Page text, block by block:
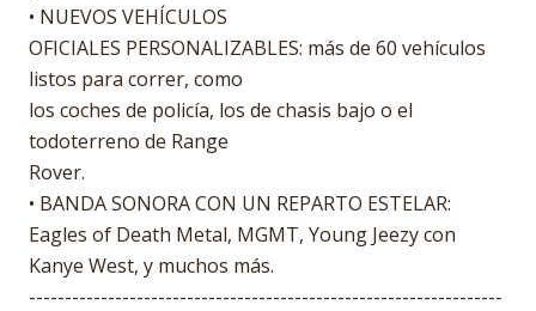
• NUEVOS VEHÍCULOS
OFICIALES PERSONALIZABLES: más de 60 vehículos
listos para correr, como
los coches de policía, los de chasis bajo o el
todoterreno de Range
Rover.
• BANDA SONORA CON UN REPARTO ESTELAR:
Eagles of Death Metal, MGMT, Young Jeezy con
Kanye West, y muchos más.
------------------------------------------------------------------